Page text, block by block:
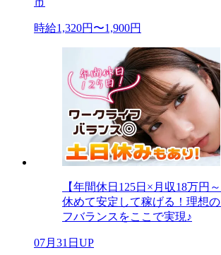
時給1,320円〜1,900円
【年間休日125日×月収18万円
休めて安定して稼げる！理想
フバランスをここで実現♪
07月31日UP